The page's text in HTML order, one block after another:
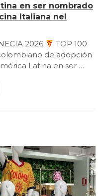
en ser nombrado
Italiana nel
2026
TOP 100
de adopción
Latina en ser …